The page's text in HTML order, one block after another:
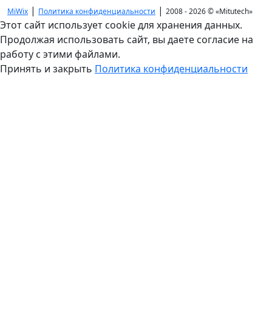
MiWix | Политика конфиденциальности | 2008 - 2026 ©«Mitutech»
Этот сайт использует cookie для хранения данных.
Продолжая использовать сайт, вы даете согласие на
работу с этими файлами.
Принять и закрыть Политика конфиденциальности